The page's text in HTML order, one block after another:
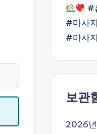
#
#마사
#마사
보관
2026